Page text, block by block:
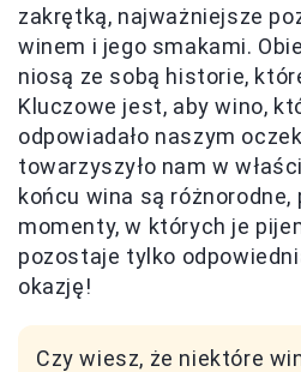
zakrętką, najważniejsze
winem i jego smakami.
niosą ze sobą historie,
Kluczowe jest, aby wino,
odpowiadało naszym
towarzyszyło nam w
końcu wina są różnorodne,
momenty, w których je
pozostaje tylko
okazję!
Czy wiesz, że niektóre